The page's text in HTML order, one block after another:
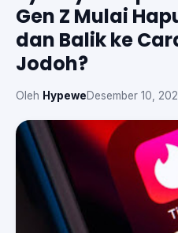
Gen Z Mulai
dan Balik ke
Jodoh?
Oleh HypeweDesember 10,